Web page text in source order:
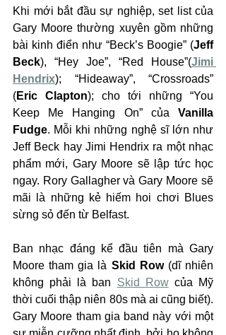
Khi mới bắt đầu sự nghiệp, set list của
Gary Moore thường xuyên gồm những
bài kinh điển như “Beck’s Boogie” (Jeff
Beck), “Hey Joe”, “Red House”(Jimi
Hendrix); “Hideaway”, “Crossroads”
(Eric Clapton); cho tới những “You
Keep Me Hanging On” của Vanilla
Fudge. Mỗi khi những nghệ sĩ lớn như
Jeff Beck hay Jimi Hendrix ra một nhạc
phẩm mới, Gary Moore sẽ lập tức học
ngay. Rory Gallagher và Gary Moore sẽ
mãi là những kẻ hiếm hoi chơi Blues
sừng sỏ đến từ Belfast.
Ban nhạc đáng kể đầu tiên mà Gary
Moore tham gia là Skid Row (dĩ nhiên
không phải là ban Skid Row của Mỹ
thời cuối thập niên 80s mà ai cũng biết).
Gary Moore tham gia band này với một